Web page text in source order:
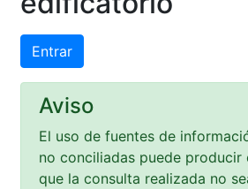
Entrar
Aviso
El uso de fuentes de
no conciliadas puede producir
que la consulta realizada no